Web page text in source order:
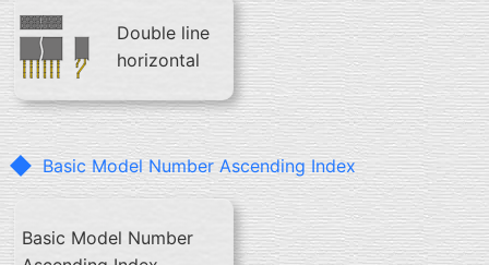
Double line
horizontal
Basic Model Number Ascending Index
Basic Model Number